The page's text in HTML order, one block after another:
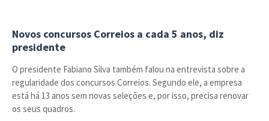
Novos concursos Correios a cada 5 anos, diz
presidente
O presidente Fabiano Silva também falou na entrevista sobre a
regularidade dos concursos Correios. Segundo ele, a empresa
está há 13 anos sem novas seleções e, por isso, precisa renovar
os seus quadros.